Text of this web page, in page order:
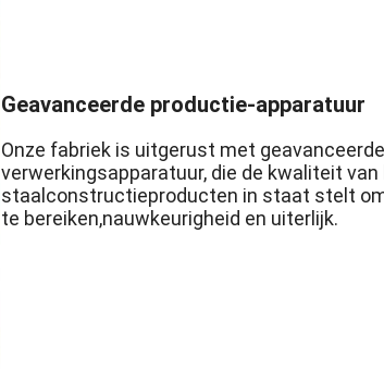
Geavanceerde productie-apparatuur
Onze fabriek is uitgerust met
verwerkingsapparatuur, die de kwaliteit
staalconstructieproducten in staat stelt
te bereiken,nauwkeurigheid en uiterlijk.